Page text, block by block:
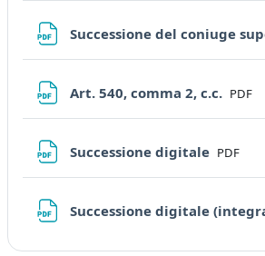
Successione del coniuge
Art. 540, comma 2, c.c. File
PDF
Successione digitale File
PDF
Successione digitale